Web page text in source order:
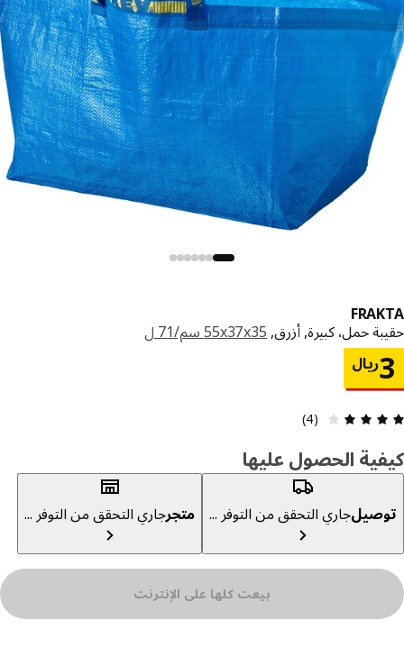
حمل، كبيرة, أزرق,‎55x37x35 سم/71 ل‏
ريال السعر ريال 3
مراجعة التقييم: 4 من أصل 5 النجوم. إجمالي المراجعات: 4
(4)
الحصول عليها
جاري التحقق من التوفر ... متجرجاري التحقق من التوفر ...
بيعت كلها على الإنترنت